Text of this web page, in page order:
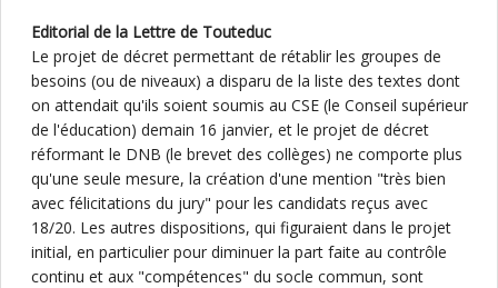
Editorial de la Lettre de Touteduc
Le projet de décret permettant de rétablir les groupes de
besoins (ou de niveaux) a disparu de la liste des textes dont
on attendait qu'ils soient soumis au CSE (le Conseil supérieur
de l'éducation) demain 16 janvier, et le projet de décret
réformant le DNB (le brevet des collèges) ne comporte plus
qu'une seule mesure, la création d'une mention "très bien
avec félicitations du jury" pour les candidats reçus avec
18/20. Les autres dispositions, qui figuraient dans le projet
initial, en particulier pour diminuer la part faite au contrôle
continu et aux "compétences" du socle commun, sont